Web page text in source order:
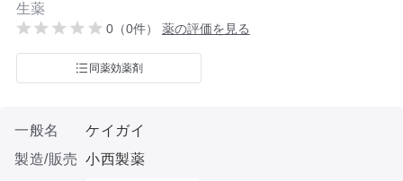
生薬
0（0件） 薬の評価を見る
同薬効薬剤
一般名
ケイガイ
製造/販売 小西製薬